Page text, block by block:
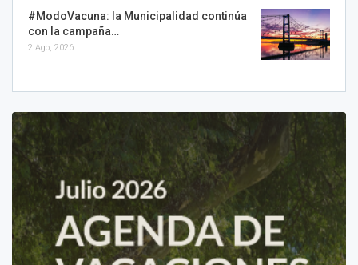
#ModoVacuna: la Municipalidad continúa
con la campaña…
2 Ago, 2026